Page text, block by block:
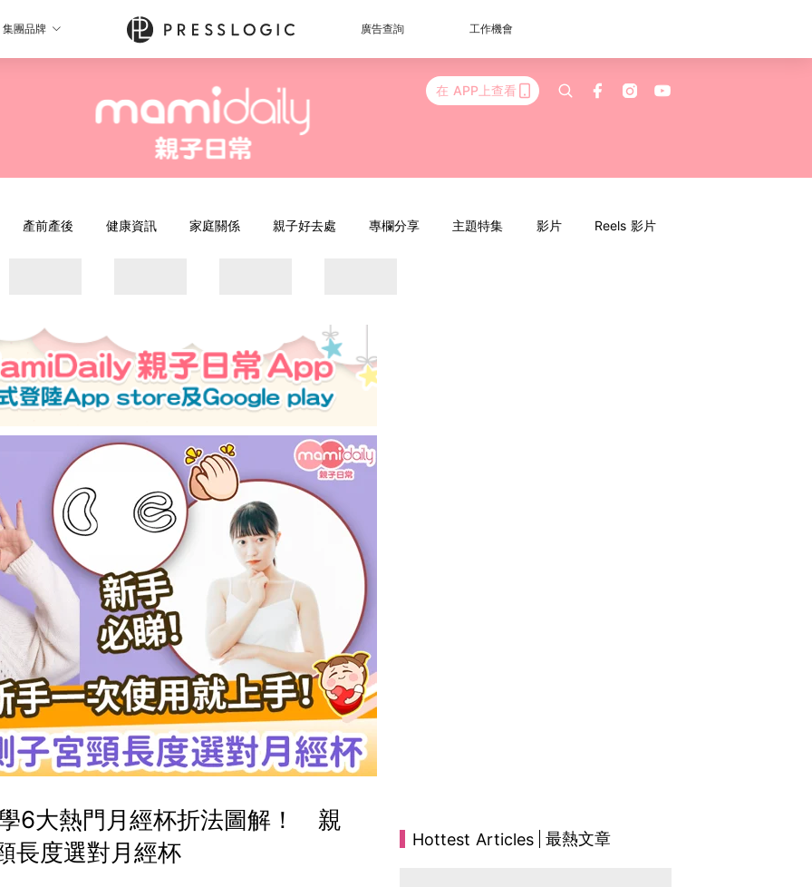
集團品牌 廣告查詢 工作機會
在 APP上查看
產前產後 健康資訊 家庭關係 親子好去處 專欄分享 主題特集 影片 Reels 影片
6大熱門月經杯折法圖解！ 親
長度選對月經杯
Hottest Articles 最熱文章